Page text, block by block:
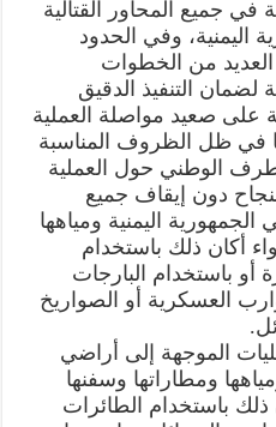
في جميع المحاور القتالية
اليمنية، وفي الحدود
من الخطوات
لضمان التنفيذ الدقيق
على صعيد مواصلة العملية
في ظل الظروف المناسبة
الوطني حول العملية
دون إيقاف جميع
اليمنية ومياهها
أكان ذلك باستخدام
أو باستخدام البارجات
العسكرية أو الصواريخ
الموجهة إلى أراضي
ومطاراتها وسفنها
ذلك باستخدام الطائرات